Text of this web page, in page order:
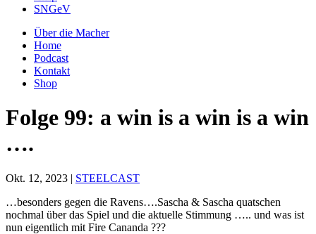
SNGeV
Über die Macher
Home
Podcast
Kontakt
Shop
Folge 99: a win is a win is a win
….
Okt. 12, 2023 | STEELCAST
…besonders gegen die Ravens….Sascha & Sascha quatschen
nochmal über das Spiel und die aktuelle Stimmung ….. und was ist
nun eigentlich mit Fire Cananda ???